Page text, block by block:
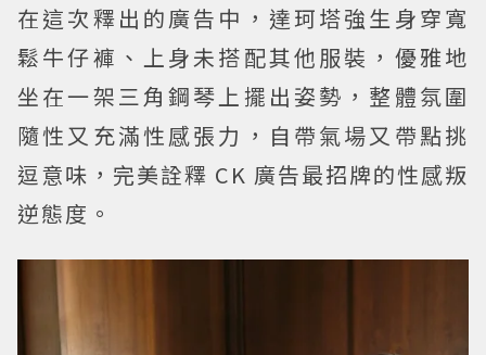
在這次釋出的廣告中，達珂塔強生身穿寬
鬆牛仔褲、上身未搭配其他服裝，優雅地
坐在一架三角鋼琴上擺出姿勢，整體氛圍
隨性又充滿性感張力，自帶氣場又帶點挑
逗意味，完美詮釋 CK 廣告最招牌的性感叛
逆態度。